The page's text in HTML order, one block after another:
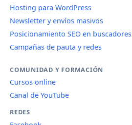
Hosting para WordPress
Newsletter y envíos masivos
Posicionamiento SEO en buscadores
Campañas de pauta y redes
COMUNIDAD Y FORMACIÓN
Cursos online
Canal de YouTube
REDES